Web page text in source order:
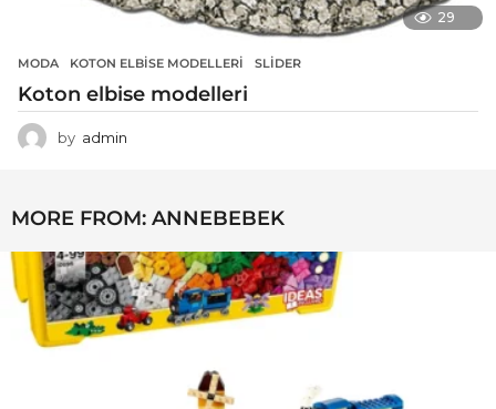
29
MODA KOTON ELBISE MODELLERI ,SLIDER
Koton elbise modelleri
by admin
MORE FROM: ANNEBEBEK